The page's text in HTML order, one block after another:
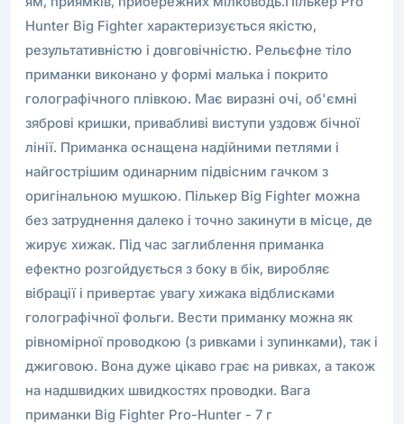
Hunter Big Fighter характеризується якістю,
результативністю і довговічністю. Рельєфне тіло
приманки виконано у формі малька і покрито
голографічного плівкою. Має виразні очі, об'ємні
зяброві кришки, привабливі виступи уздовж бічної
лінії. Приманка оснащена надійними петлями і
найгострішим одинарним підвісним гачком з
оригінальною мушкою. Пількер Big Fighter можна
без затруднення далеко і точно закинути в місце, де
жирує хижак. Під час заглиблення приманка
ефектно розгойдується з боку в бік, виробляє
вібрації і привертає увагу хижака відблисками
голографічної фольги. Вести приманку можна як
рівномірної проводкою (з ривками і зупинками), так і
джиговою. Вона дуже цікаво грає на ривках, а також
на надшвидких швидкостях проводки. Вага
приманки Big Fighter Pro-Hunter - 7 г